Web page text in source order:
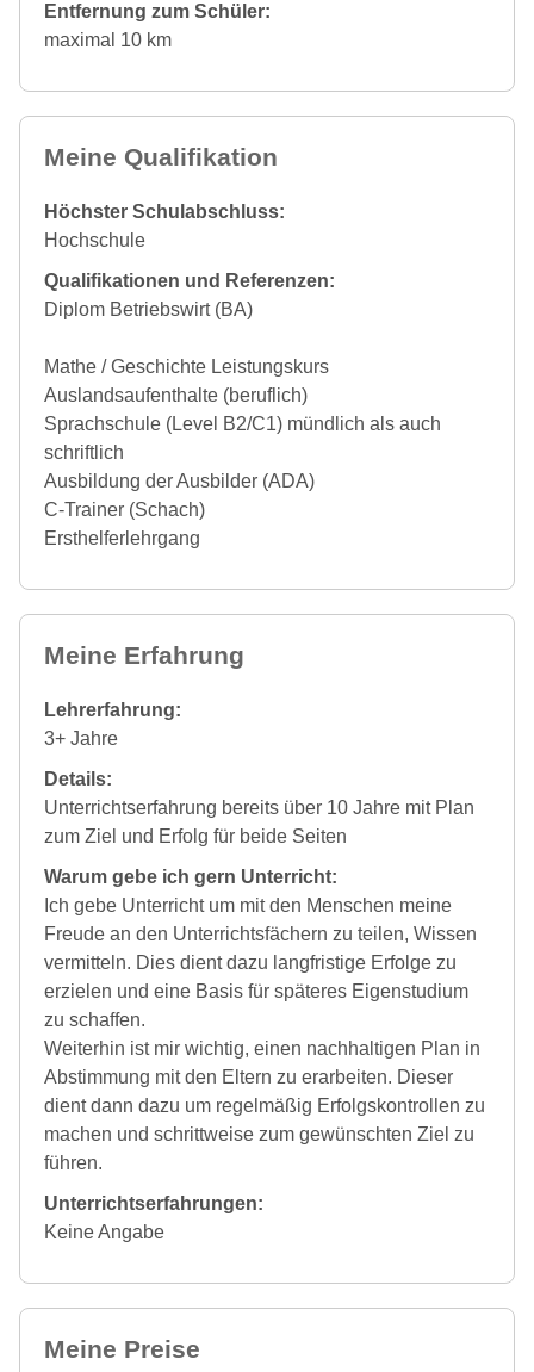
Entfernung zum Schüler:
maximal 10 km
Meine Qualifikation
Höchster Schulabschluss:
Hochschule
Qualifikationen und Referenzen:
Diplom Betriebswirt (BA)
Mathe / Geschichte Leistungskurs
Auslandsaufenthalte (beruflich)
Sprachschule (Level B2/C1) mündlich als auch
schriftlich
Ausbildung der Ausbilder (ADA)
C-Trainer (Schach)
Ersthelferlehrgang
Meine Erfahrung
Lehrerfahrung:
3+ Jahre
Details:
Unterrichtserfahrung bereits über 10 Jahre mit Plan
zum Ziel und Erfolg für beide Seiten
Warum gebe ich gern Unterricht:
Ich gebe Unterricht um mit den Menschen meine
Freude an den Unterrichtsfächern zu teilen, Wissen
vermitteln. Dies dient dazu langfristige Erfolge zu
erzielen und eine Basis für späteres Eigenstudium
zu schaffen.
Weiterhin ist mir wichtig, einen nachhaltigen Plan in
Abstimmung mit den Eltern zu erarbeiten. Dieser
dient dann dazu um regelmäßig Erfolgskontrollen zu
machen und schrittweise zum gewünschten Ziel zu
führen.
Unterrichtserfahrungen:
Keine Angabe
Meine Preise